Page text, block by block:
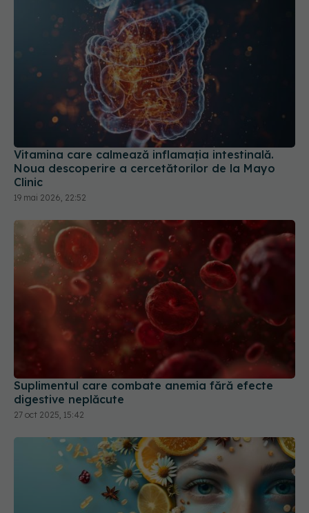
Vitamina care calmează inflamația intestinală.
Noua descoperire a cercetătorilor de la Mayo
Clinic
19 mai 2026, 22:52
Suplimentul care combate anemia fără efecte
digestive neplăcute
27 oct 2025, 15:42